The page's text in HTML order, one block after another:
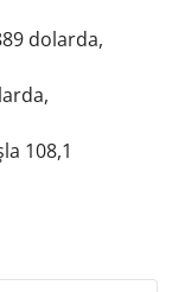
dolarda,
108,1